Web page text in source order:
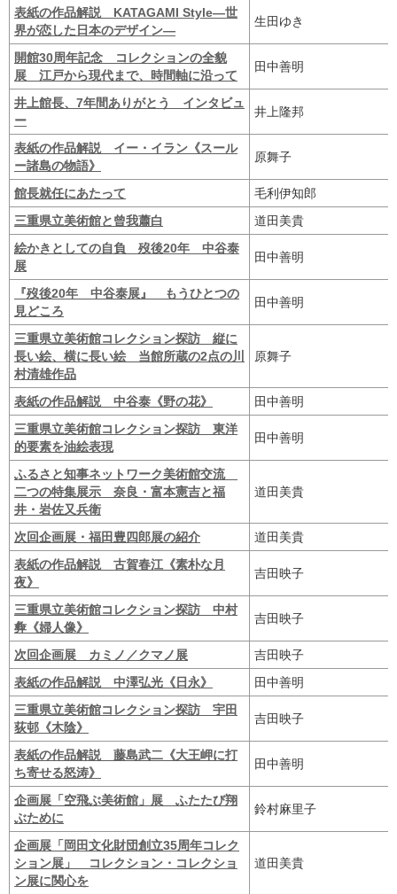
表紙の作品解説 KATAGAMI Style―世
界が恋した日本のデザイン―
生田ゆき
開館30周年記念 コレクションの全貌
展 江戸から現代まで、時間軸に沿って
田中善明
井上館長、7年間ありがとう インタビュ
ー
井上隆邦
表紙の作品解説 イー・イラン《スール
ー諸島の物語》
原舞子
館長就任にあたって
毛利伊知郎
三重県立美術館と曾我蕭白
道田美貴
絵かきとしての自負 歿後20年 中谷泰
展
田中善明
『歿後20年 中谷泰展』 もうひとつの
見どころ
田中善明
三重県立美術館コレクション探訪 縦に
長い絵、横に長い絵 当館所蔵の2点の川
村清雄作品
原舞子
表紙の作品解説 中谷泰《野の花》
田中善明
三重県立美術館コレクション探訪 東洋
的要素を油絵表現
田中善明
ふるさと知事ネットワーク美術館交流
二つの特集展示 奈良・富本憲吉と福
井・岩佐又兵衛
道田美貴
次回企画展・福田豊四郎展の紹介
道田美貴
表紙の作品解説 古賀春江《素朴な月
夜》
吉田映子
三重県立美術館コレクション探訪 中村
彜《婦人像》
吉田映子
次回企画展 カミノ／クマノ展
吉田映子
表紙の作品解説 中澤弘光《日永》
田中善明
三重県立美術館コレクション探訪 宇田
荻邨《木陰》
吉田映子
表紙の作品解説 藤島武二《大王岬に打
ち寄せる怒涛》
田中善明
企画展「空飛ぶ美術館」展 ふたたび翔
ぶために
鈴村麻里子
企画展「岡田文化財団創立35周年コレク
ション展」 コレクション・コレクショ
ン展に関心を
道田美貴